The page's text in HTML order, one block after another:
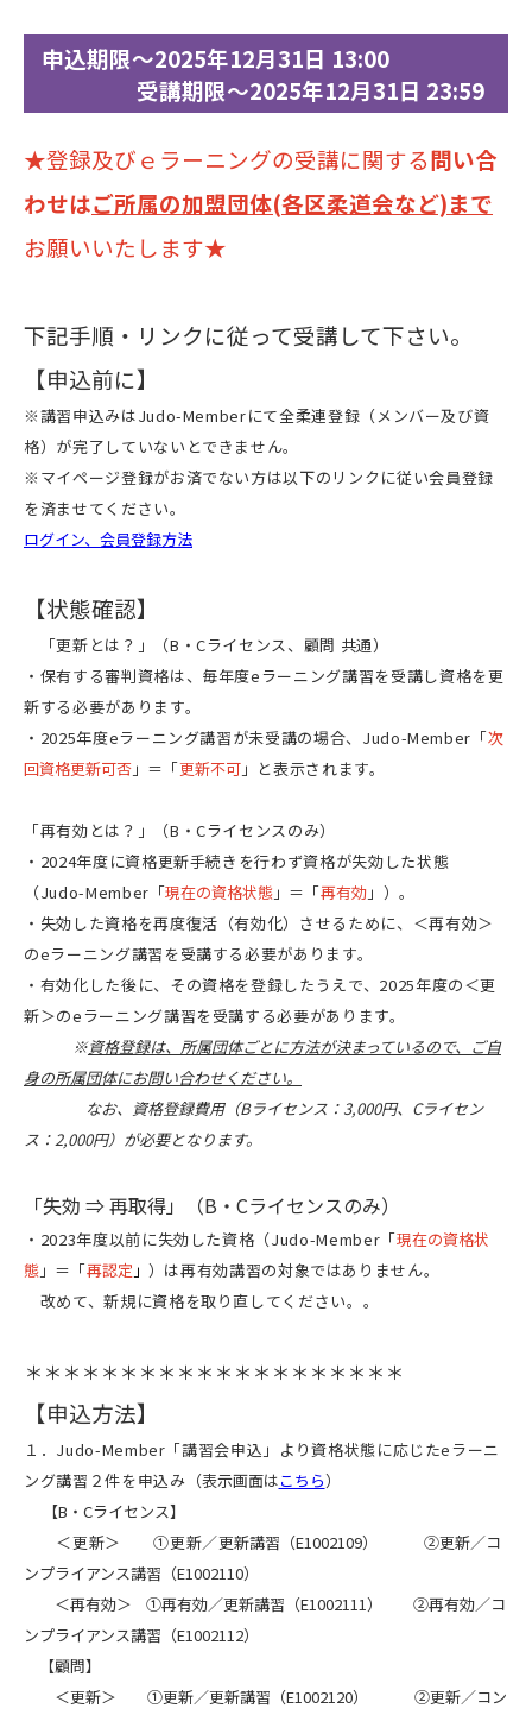
申込期限～2025年12月31日 13:00
受講期限～2025年12月31日 23:59
★登録及びｅラーニングの受講に関する問い合
わせはご所属の加盟団体(各区柔道会など)まで
お願いいたします★
下記手順・リンクに従って受講して下さい。
【申込前に】
※講習申込みはJudo-Memberにて全柔連登録（メンバー及び資
格）が完了していないとできません。
※マイページ登録がお済でない方は以下のリンクに従い会員登録
を済ませてください。
ログイン、会員登録方法
【状態確認】
「更新とは？」（B・Cライセンス、顧問 共通）
・保有する審判資格は、毎年度eラーニング講習を受講し資格を更
新する必要があります。
・2025年度eラーニング講習が未受講の場合、Judo-Member「次
回資格更新可否 」＝ 「更新不可」と表示されます。
「再有効とは？」（B・Cライセンスのみ）
・2024年度に資格更新手続きを行わず資格が失効した状態
（Judo-Member「現在の資格状態 」＝ 「再有効 」）。
・失効した資格を再度復活（有効化）させるために、＜再有効＞
のeラーニング講習を受講する必要があります。
・有効化した後に、その資格を登録したうえで、2025年度の＜更
新＞のeラーニング講習を受講する必要があります。
※資格登録は、所属団体ごとに方法が決まっているので、ご自
身の所属団体にお問い合わせください。
なお、資格登録費用（Bライセンス：3,000円、Cライセン
ス：2,000円）が必要となります。
「失効 ⇒ 再取得」（B・Cライセンスのみ）
・2023年度以前に失効した資格（Judo-Member「現在の資格状
態 」＝ 「再認定 」 ）は再有効講習の対象ではありません。
改めて、新規に資格を取り直してください。。
＊＊＊＊＊＊＊＊＊＊＊＊＊＊＊＊＊＊＊＊
【申込方法】
１．Judo-Member「講習会申込」より資格状態に応じたeラーニ
ング講習２件を申込み （表示画面はこちら）
【B・Cライセンス】
＜更新＞ ①更新／更新講習（E1002109） ②更新／コ
ンプライアンス講習（E1002110）
＜再有効＞ ①再有効／更新講習（E1002111） ②再有効／コ
ンプライアンス講習（E1002112）
【顧問】
＜更新＞ ①更新／更新講習（E1002120） ②更新／コン